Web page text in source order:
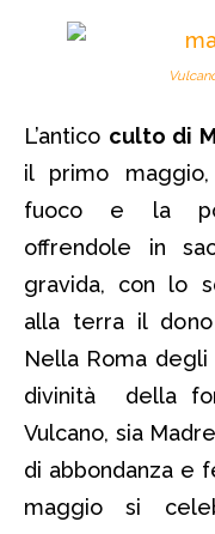
L’antico culto di
il primo
fuoco e la
offrendole in
gravida, con lo
alla terra il
Nella Roma degli
divinità della
Vulcano, sia
di abbondanza e
maggio si